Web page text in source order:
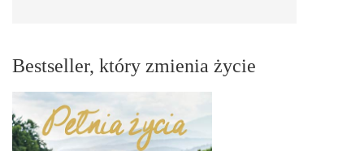
Bestseller, który zmienia życie